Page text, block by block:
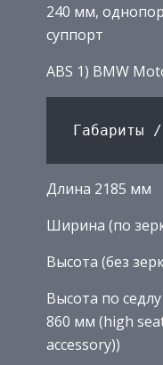
240 мм,
суппорт
ABS 1) BMW
Длина 2185 мм
Ширина (по
Высота (без
Высота по
860 мм (high
accessory))